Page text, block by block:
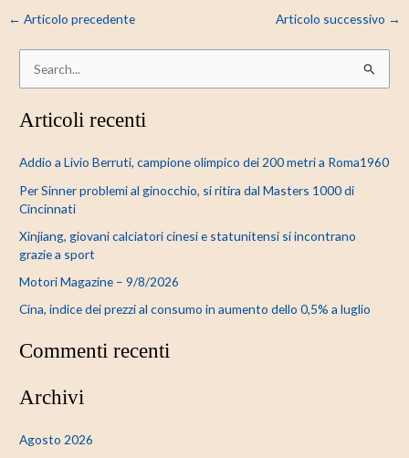
← Articolo precedente Articolo successivo →
r
a
:
Articoli recenti
Addio a Livio Berruti, campione olimpico dei 200 metri a Roma1960
Per Sinner problemi al ginocchio, si ritira dal Masters 1000 di
Cincinnati
Xinjiang, giovani calciatori cinesi e statunitensi si incontrano
grazie a sport
Motori Magazine – 9/8/2026
Cina, indice dei prezzi al consumo in aumento dello 0,5% a luglio
Commenti recenti
Archivi
Agosto 2026